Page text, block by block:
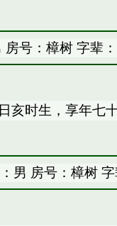
号：樟树 字辈
亥时生，享年七
男 房号：樟树